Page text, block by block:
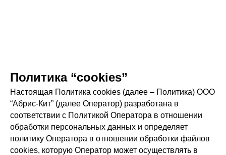
Политика “cookies”
Настоящая Политика cookies (далее – Политика) ООО
“Абрис-Кит” (далее Оператор) разработана в
соответствии с Политикой Оператора в отношении
обработки персональных данных и определяет
политику Оператора в отношении обработки файлов
cookies, которую Оператор может осуществлять в